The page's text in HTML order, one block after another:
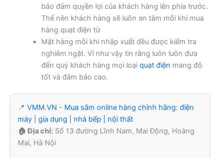
bảo đảm quyền lợi của khách hàng lên phía trước.
Thế nên khách hàng sẽ luôn an tâm mỗi khi mua
hàng quạt điện từ
Mặt hàng mỗi khi nhập xuất đều được kiểm tra
nghiêm ngặt. Vì như vậy tin rằng luôn luôn đưa
đến quý khách hàng mọi loại quạt điện mang độ
tốt và đảm bảo cao.
📍 VMM.VN - Mua sắm online hàng chính hãng: điện
máy | gia dụng | nhà bếp | nội thất
🏠 Địa chỉ: Số 13 đường Lĩnh Nam, Mai Động, Hoàng
Mai, Hà Nội